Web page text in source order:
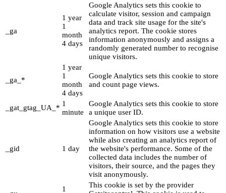
_ga
1 year
1
month
4 days
Google Analytics sets this cookie to
calculate visitor, session and campaign
data and track site usage for the site's
analytics report. The cookie stores
information anonymously and assigns a
randomly generated number to recognise
unique visitors.
_ga_*
1 year
1
month
4 days
Google Analytics sets this cookie to store
and count page views.
_gat_gtag_UA_* 1
minute
Google Analytics sets this cookie to store
a unique user ID.
_gid 1 day
Google Analytics sets this cookie to store
information on how visitors use a website
while also creating an analytics report of
the website's performance. Some of the
collected data includes the number of
visitors, their source, and the pages they
visit anonymously.
1
This cookie is set by the provider